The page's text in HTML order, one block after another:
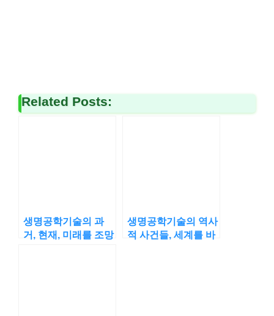
Related Posts:
생명공학기술의 과
거, 현재, 미래를 조망
생명공학기술의 역사
적 사건들, 세계를 바